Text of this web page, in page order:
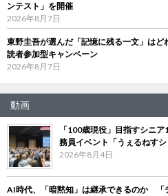
ンテスト」を開催
2026年8月7日
東野圭吾が選んだ「記憶に残る一文」は
読者参加型キャンペーン
2026年8月7日
動画
「100歳現役」目指すシニ
務員イベント「うぇるねすシ
2026年8月4日
AI時代、「暗黙知」は継承できるのか 「